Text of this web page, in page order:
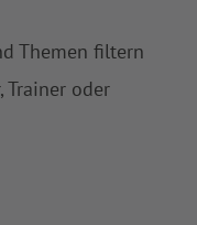
Themen filtern
Trainer oder